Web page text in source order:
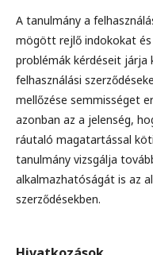
A tanulmány a
mögött rejlő indokokat
problémák kérdéseit járja
felhasználási
mellőzése semmisséget
azonban az a jelenség,
ráutaló magatartással
tanulmány vizsgálja
alkalmazhatóságát is az
szerződésekben.